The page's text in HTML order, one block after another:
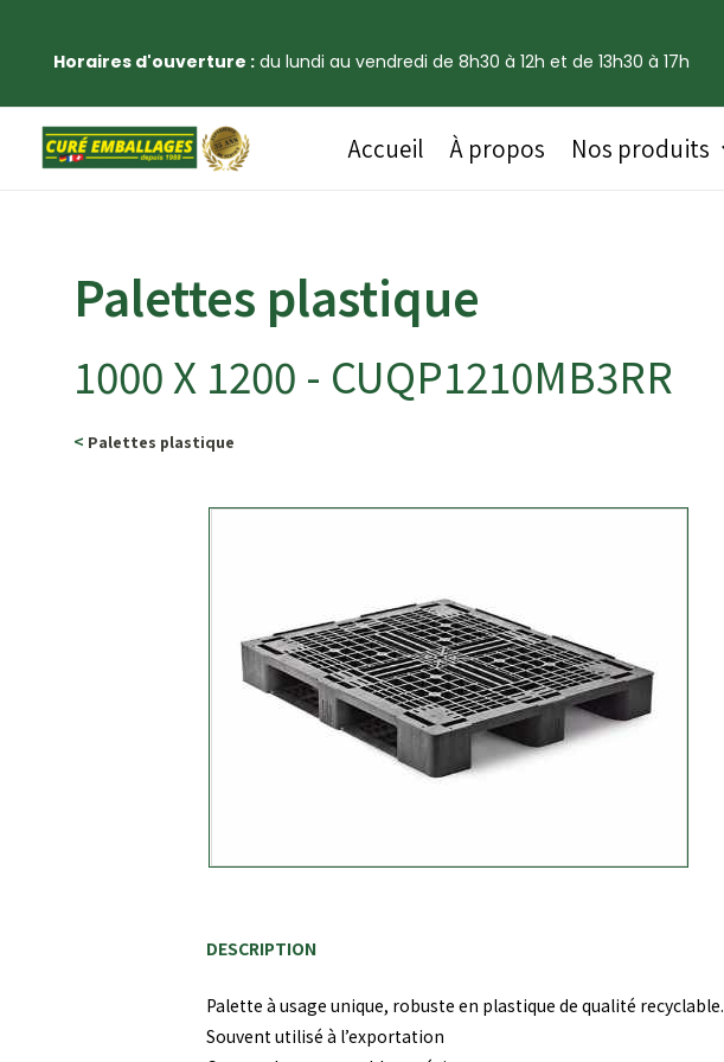
Horaires d'ouverture : du lundi au vendredi de 8h30 à 12h et de 13h30 à 17h
Accueil À propos Nos produits
Palettes plastique
1000 X 1200 - CUQP1210MB3RR
< Palettes plastique
DESCRIPTION
Palette à usage unique, robuste en plastique de qualité recyclable.
Souvent utilisé à l’exportation